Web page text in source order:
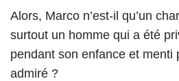
Alors, Marco n’est-il qu’un
surtout un homme qui a été
pendant son enfance et menti
admiré ?